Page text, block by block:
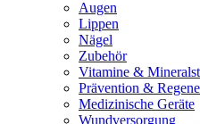
Augen
Lippen
Nägel
Zubehör
Vitamine &
Prävention &
Medizinische Geräte
Wundversorgung